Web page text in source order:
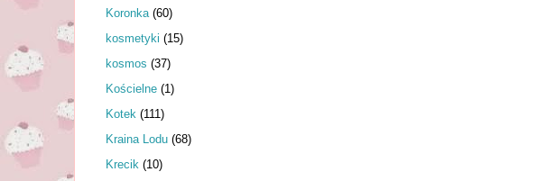
Koronka (60)
kosmetyki (15)
kosmos (37)
Kościelne (1)
Kotek (111)
Kraina Lodu (68)
Krecik (10)